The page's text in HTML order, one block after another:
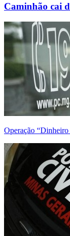
Caminhão cai
Operação “Dinheiro